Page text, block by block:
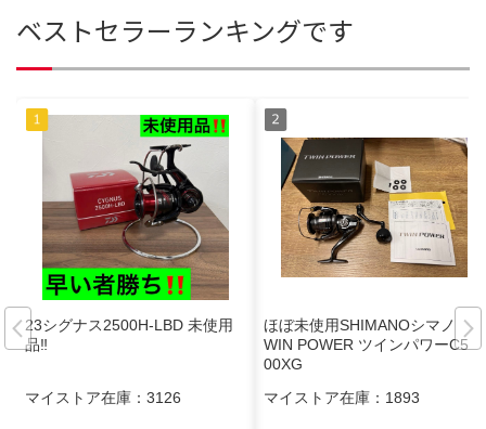
ベストセラーランキングです
23シグナス2500H-LBD 未使用
品‼️
マイストア在庫： 3126
ほぼ未使用SHIMANOシマノ T
WIN POWER ツインパワーC50
00XG
マイストア在庫： 1893